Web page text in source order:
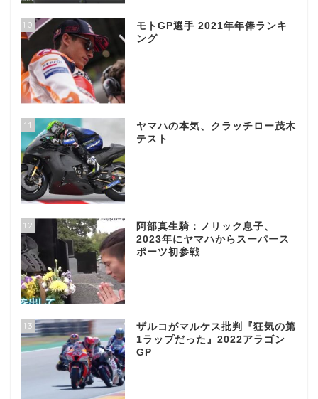
10
モトGP選手 2021年年俸ランキ
ング
11
ヤマハの本気、クラッチロー茂木
テスト
12
阿部真生騎：ノリック息子、
2023年にヤマハからスーパース
ポーツ初参戦
13
ザルコがマルケス批判『狂気の第
1ラップだった』2022アラゴン
GP